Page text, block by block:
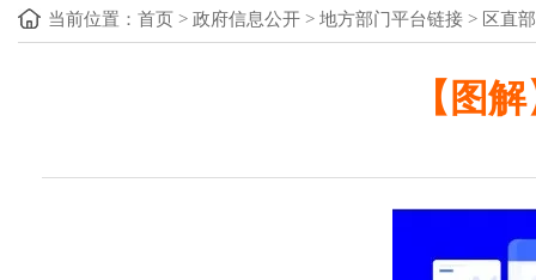
当前位置： 首页 > 政府信息公开 > 地方部门平台链接 > 区直
【图